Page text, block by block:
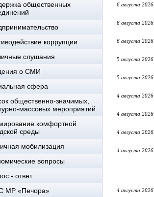
общественных
коррупции
слушания
о СМИ
сфера
общественно-значимых,
массовых мероприятий
комфортной
среды
мобилизация
вопросы
- ответ
МР «Печора»
6 августа 2026
6 августа 2026
6 августа 2026
5 августа 2026
5 августа 2026
4 августа 2026
4 августа 2026
4 августа 2026
4 августа 2026
4 августа 2026